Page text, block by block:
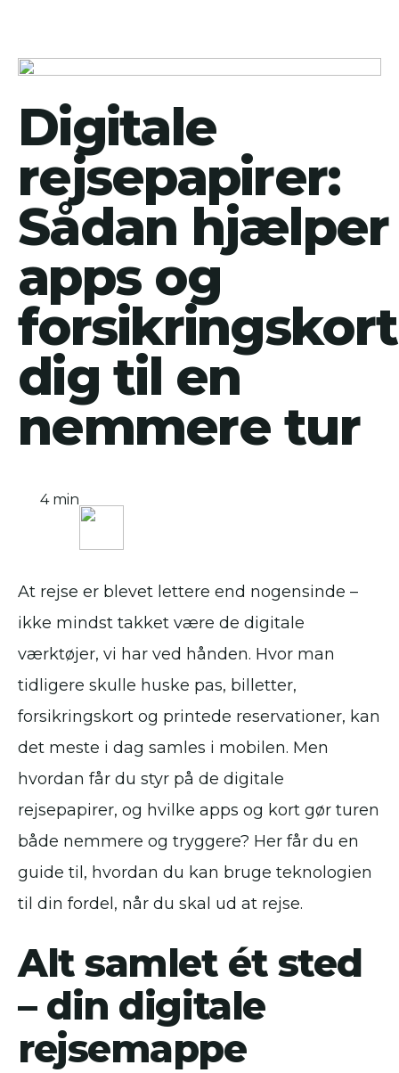
Digitale
rejsepapirer:
Sådan hjælper
apps og
forsikringskort
dig til en
nemmere tur
4 min
At rejse er blevet lettere end nogensinde –
ikke mindst takket være de digitale
værktøjer, vi har ved hånden. Hvor man
tidligere skulle huske pas, billetter,
forsikringskort og printede reservationer, kan
det meste i dag samles i mobilen. Men
hvordan får du styr på de digitale
rejsepapirer, og hvilke apps og kort gør turen
både nemmere og tryggere? Her får du en
guide til, hvordan du kan bruge teknologien
til din fordel, når du skal ud at rejse.
Alt samlet ét sted
– din digitale
rejsemappe